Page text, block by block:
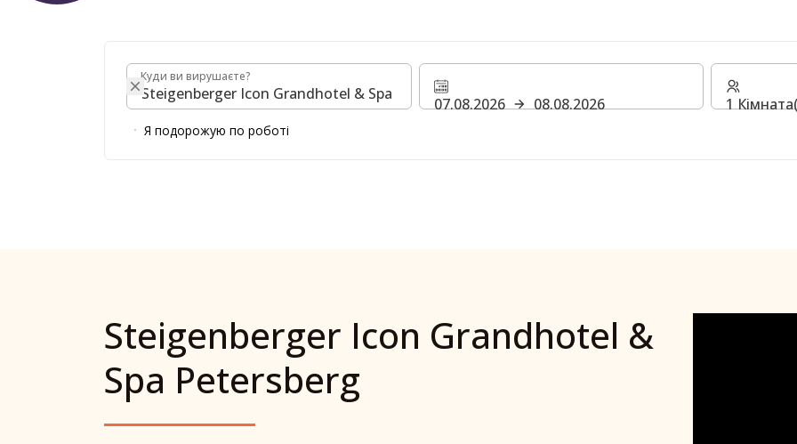
Куди ви вирушаєте?
Куди ви вирушаєте?
07.08.2026 08.08.2026 1
Я подорожую по роботі
Steigenberger Icon Grandhotel &
Spa Petersberg